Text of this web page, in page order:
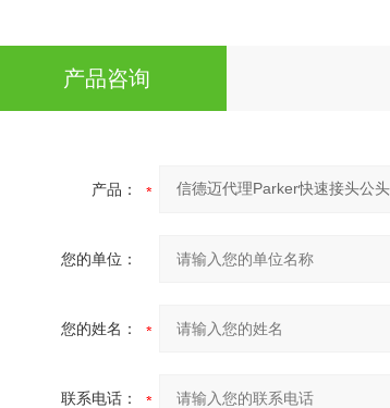
产品咨询
产品：
您的单位：
您的姓名：
联系电话：